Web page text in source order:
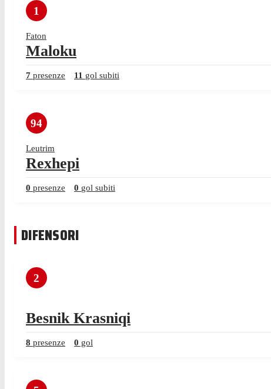
1
Faton
Maloku
7 presenze 11 gol subiti
94
Leutrim
Rexhepi
0 presenze 0 gol subiti
DIFENSORI
2
Besnik Krasniqi
8 presenze 0 gol